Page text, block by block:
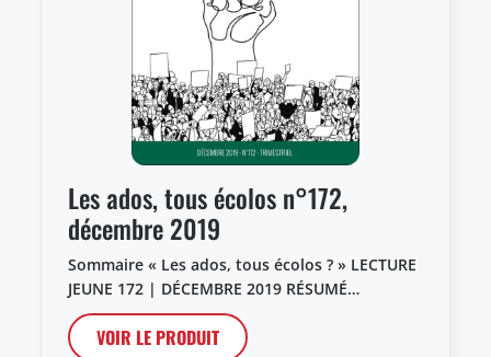
Les ados, tous écolos n°172,
décembre 2019
Sommaire « Les ados, tous écolos ? » LECTURE
JEUNE 172 | DÉCEMBRE 2019 RÉSUMÉ…
VOIR LE PRODUIT